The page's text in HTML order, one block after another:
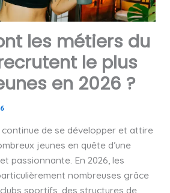
les métiers du
le plus
en 2026 ?
de se développer et attire
jeunes en quête d’une
passionnante. En 2026, les
nombreuses grâce
sportifs, des structures de